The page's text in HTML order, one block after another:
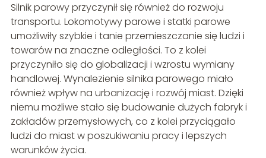
Silnik parowy przyczynił się również do rozwoju
transportu. Lokomotywy parowe i statki parowe
umożliwiły szybkie i tanie przemieszczanie się ludzi i
towarów na znaczne odległości. To z kolei
przyczyniło się do globalizacji i wzrostu wymiany
handlowej. Wynalezienie silnika parowego miało
również wpływ na urbanizację i rozwój miast. Dzięki
niemu możliwe stało się budowanie dużych fabryk i
zakładów przemysłowych, co z kolei przyciągało
ludzi do miast w poszukiwaniu pracy i lepszych
warunków życia.